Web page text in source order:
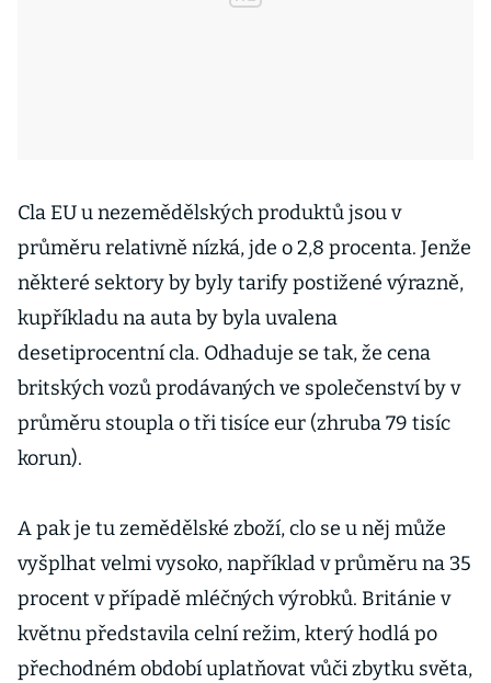
Cla EU u nezemědělských produktů jsou v
průměru relativně nízká, jde o 2,8 procenta. Jenže
některé sektory by byly tarify postižené výrazně,
kupříkladu na auta by byla uvalena
desetiprocentní cla. Odhaduje se tak, že cena
britských vozů prodávaných ve společenství by v
průměru stoupla o tři tisíce eur (zhruba 79 tisíc
korun).
A pak je tu zemědělské zboží, clo se u něj může
vyšplhat velmi vysoko, například v průměru na 35
procent v případě mléčných výrobků. Británie v
květnu představila celní režim, který hodlá po
přechodném období uplatňovat vůči zbytku světa,